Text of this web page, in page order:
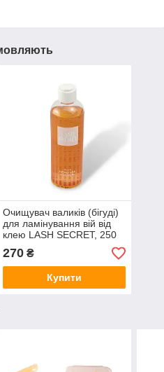
Очищувач валиків (бігуді)
для ламінування вій від
клею LASH SECRET, 250
270₴
Купити